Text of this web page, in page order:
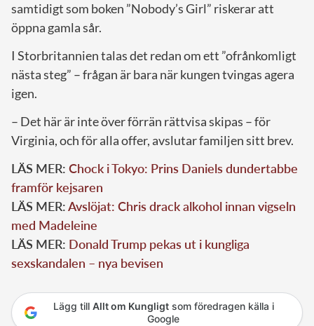
samtidigt som boken ”Nobody’s Girl” riskerar att
öppna gamla sår.
I Storbritannien talas det redan om ett ”ofrånkomligt
nästa steg” – frågan är bara när kungen tvingas agera
igen.
– Det här är inte över förrän rättvisa skipas – för
Virginia, och för alla offer, avslutar familjen sitt brev.
LÄS MER: Chock i Tokyo: Prins Daniels dundertabbe
framför kejsaren
LÄS MER:Avslöjat: Chris drack alkohol innan vigseln
med Madeleine
LÄS MER: Donald Trump pekas ut i kungliga
sexskandalen – nya bevisen
Lägg till Allt om Kungligtsom föredragen källa i
Google